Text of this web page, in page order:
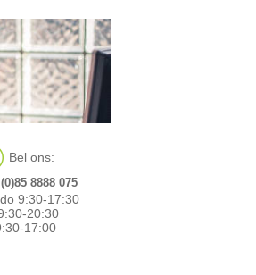
Bel ons:
8888 075
9:30-17:30
20:30
17:00